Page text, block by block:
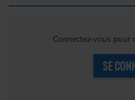
Connectez-vous pour
SE